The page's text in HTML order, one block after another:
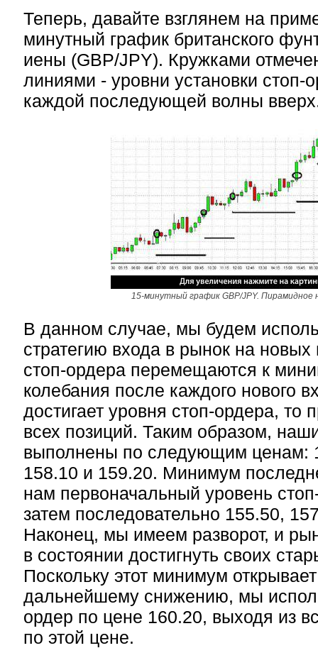
Теперь, давайте взглянем на
минутный график британского
иены (GBP/JPY). Кружками
линиями - уровни установки стоп-
каждой последующей волны
15-минутный график GBP/JPY. Пирамидное
В данном случае, мы будем
стратегию входа в рынок на
стоп-ордера перемещаются к
колебания после каждого нового
достигает уровня стоп-ордера, то
всех позиций. Таким образом,
выполнены по следующим ценам:
158.10 и 159.20. Минимум
нам первоначальный уровень
затем последовательно 155.50,
Наконец, мы имеем разворот, и
в состоянии достигнуть своих
Поскольку этот минимум
дальнейшему снижению, мы
ордер по цене 160.20, выходя из
по этой цене.